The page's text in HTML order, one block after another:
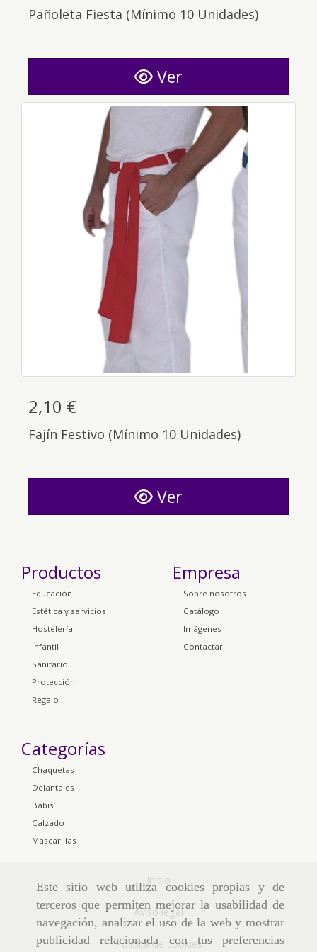
Este sitio web utiliza cookies propias y de
terceros que permiten mejorar la usabilidad de
navegación, analizar el uso de la web y mostrar
publicidad relacionada con tus preferencias
Pañoleta Fiesta (Mínimo 10 Unidades)
Ver
2,10 €
Fajín Festivo (Mínimo 10 Unidades)
Ver
Productos
Educación
Estética y servicios
Hostelería
Infantil
Sanitario
Protección
Regalo
Empresa
Sobre nosotros
Catálogo
Imágenes
Contactar
Categorías
Chaquetas
Delantales
Babis
Calzado
Mascarillas
Inicio
Aviso legal
Política de cookies